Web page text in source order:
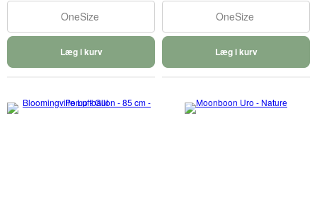
OneSize
Læg i kurv
OneSize
Læg i kurv